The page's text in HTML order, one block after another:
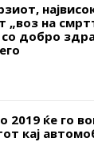
„воз на
добро
2019 ќе го
кај